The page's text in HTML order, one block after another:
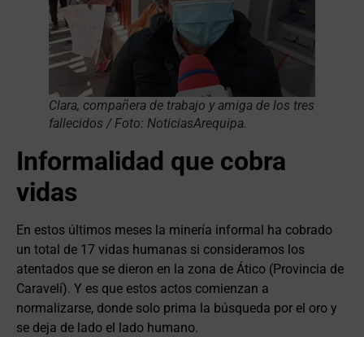
Clara, compañera de trabajo y amiga de los tres
fallecidos / Foto: NoticiasArequipa.
Informalidad que cobra
vidas
En estos últimos meses la minería informal ha cobrado
un total de 17 vidas humanas si consideramos los
atentados que se dieron en la zona de Ático (Provincia de
Caravelí). Y es que estos actos comienzan a
normalizarse, donde solo prima la búsqueda por el oro y
se deja de lado el lado humano.